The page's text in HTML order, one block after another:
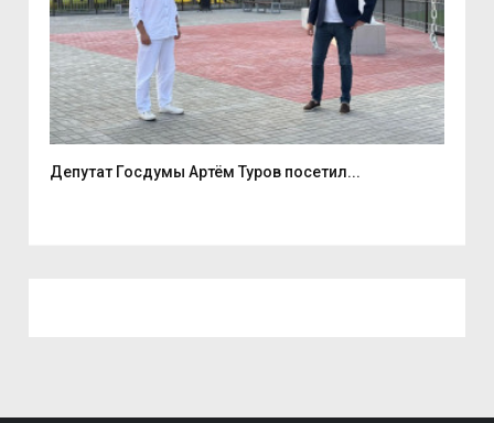
Депутат Госдумы Артём Туров посетил...